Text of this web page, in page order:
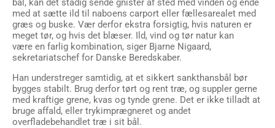
bål, kan det stadig sende gnister af sted med vinden og ende
med at sætte ild til naboens carport eller fællesarealet med
græs og buske. Vær derfor ekstra forsigtig, hvis naturen er
meget tør, og hvis det blæser. Ild, vind og tør natur kan
være en farlig kombination, siger Bjarne Nigaard,
sekretariatschef for Danske Beredskaber.
Han understreger samtidig, at et sikkert sankthansbål bør
bygges stabilt. Brug derfor tørt og rent træ, og suppler gerne
med kraftige grene, kvas og tynde grene. Det er ikke tilladt at
bruge affald, eller trykimprægneret og andet
overfladebehandlet træ i sit bål.